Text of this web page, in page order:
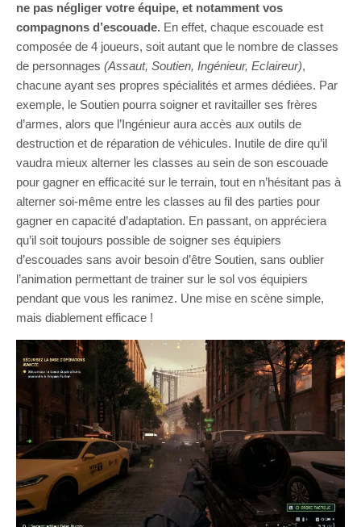
ne pas négliger votre équipe, et notamment vos
compagnons d’escouade. En effet, chaque escouade est
composée de 4 joueurs, soit autant que le nombre de classes
de personnages (Assaut, Soutien, Ingénieur, Eclaireur),
chacune ayant ses propres spécialités et armes dédiées. Par
exemple, le Soutien pourra soigner et ravitailler ses frères
d’armes, alors que l’Ingénieur aura accès aux outils de
destruction et de réparation de véhicules. Inutile de dire qu’il
vaudra mieux alterner les classes au sein de son escouade
pour gagner en efficacité sur le terrain, tout en n’hésitant pas à
alterner soi-même entre les classes au fil des parties pour
gagner en capacité d’adaptation. En passant, on appréciera
qu’il soit toujours possible de soigner ses équipiers
d’escouades sans avoir besoin d’être Soutien, sans oublier
l’animation permettant de trainer sur le sol vos équipiers
pendant que vous les ranimez. Une mise en scène simple,
mais diablement efficace !